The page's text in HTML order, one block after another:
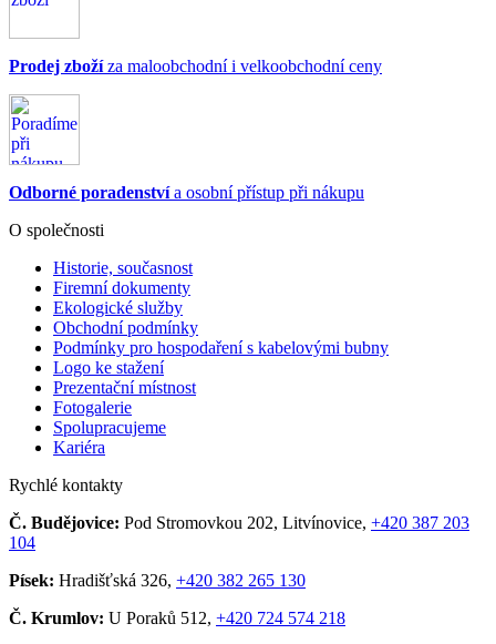
Prodej zbožíza maloobchodní i velkoobchodní ceny
Odborné poradenstvía osobní přístup při nákupu
O společnosti
Historie, současnost
Firemní dokumenty
Ekologické služby
Obchodní podmínky
Podmínky pro hospodaření s kabelovými bubny
Logo ke stažení
Prezentační místnost
Fotogalerie
Spolupracujeme
Kariéra
Rychlé kontakty
Č. Budějovice: Pod Stromovkou 202, Litvínovice, +420 387 203
104
Písek: Hradišťská 326, +420 382 265 130
Č. Krumlov: U Poraků 512, +420 724 574 218